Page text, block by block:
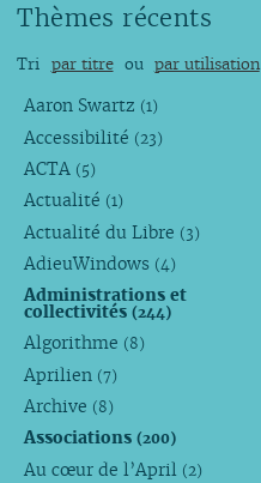
Thèmes récents
Tri par titre ou par utilisation
Aaron Swartz (1)
Accessibilité (23)
ACTA (5)
Actualité (1)
Actualité du Libre (3)
AdieuWindows (4)
Administrations et
collectivités (244)
Algorithme (8)
Aprilien (7)
Archive (8)
Associations (200)
Au cœur de l’April (2)